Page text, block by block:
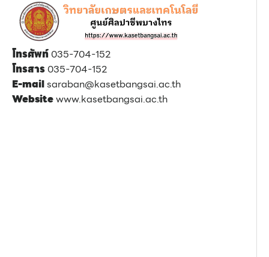
โทรศัพท์ 035-704-152
โทรสาร 035-704-152
E-mailsaraban@kasetbangsai.ac.th
Websitewww.kasetbangsai.ac.th